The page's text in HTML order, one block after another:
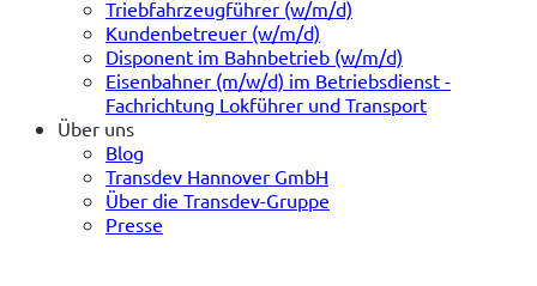
Triebfahrzeugführer (w/m/d)
Kundenbetreuer (w/m/d)
Disponent im Bahnbetrieb (w/m/d)
Eisenbahner (m/w/d) im Betriebsdienst -
Fachrichtung Lokführer und Transport
Über uns
Blog
Transdev Hannover GmbH
Über die Transdev-Gruppe
Presse